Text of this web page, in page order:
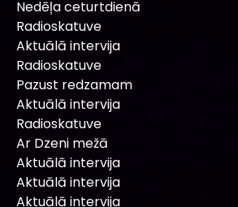
Nedēļa ceturtdienā
Radioskatuve
Aktuālā intervija
Radioskatuve
Pazust redzamam
Aktuālā intervija
Radioskatuve
Ar Dzeni mežā
Aktuālā intervija
Aktuālā intervija
Aktuālā intervija